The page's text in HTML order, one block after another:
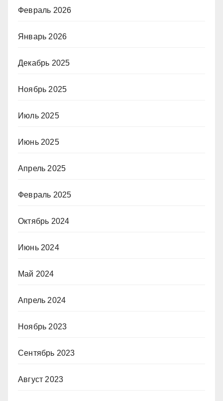
Февраль 2026
Январь 2026
Декабрь 2025
Ноябрь 2025
Июль 2025
Июнь 2025
Апрель 2025
Февраль 2025
Октябрь 2024
Июнь 2024
Май 2024
Апрель 2024
Ноябрь 2023
Сентябрь 2023
Август 2023